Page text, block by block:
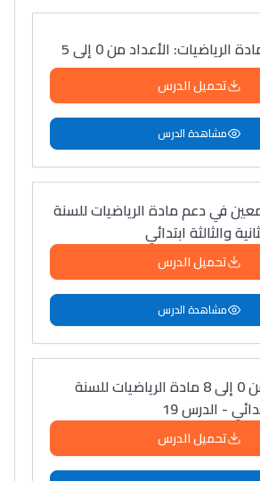
الرياضيات: الأعداد من 0 إلى 5
تحميل الدرس
مشاهدة الدرس
في دعم مادة الرياضيات للسنة
والثالثة ابتدائي
تحميل الدرس
مشاهدة الدرس
الأعداد من 0 إلى 8 مادة الرياضيات للسنة
- الدرس 19
تحميل الدرس